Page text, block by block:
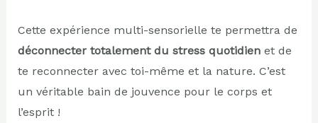
Cette expérience multi-sensorielle te permettra de
déconnecter totalement du stress quotidienet de
te reconnecter avec toi-même et la nature. C’est
un véritable bain de jouvence pour le corps et
l’esprit !